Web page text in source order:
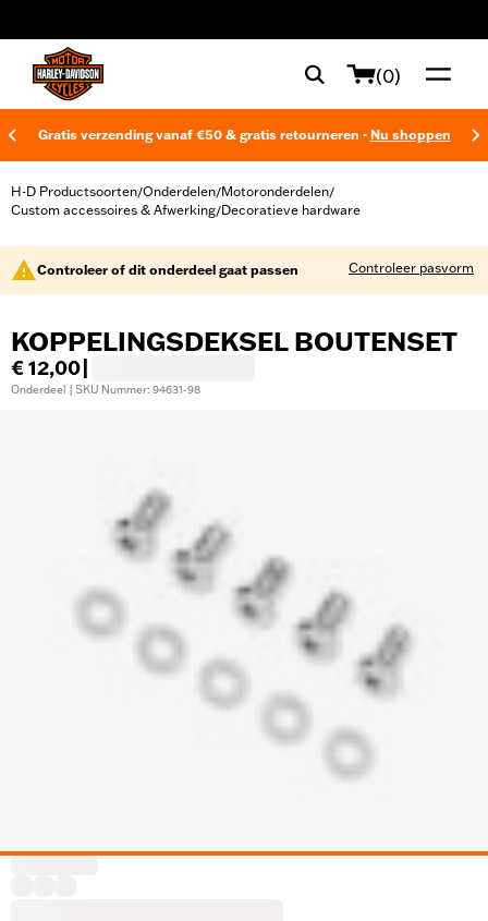
(0)
Gratis verzending vanaf €50 & gratis retourneren - Nu shoppen
H-D Productsoorten/Onderdelen/Motoronderdelen/
Custom accessoires & Afwerking/Decoratieve hardware
Controleer of dit onderdeel gaat passen Controleer pasvorm
KOPPELINGSDEKSEL BOUTENSET
€ 12,00
Onderdeel | SKU Nummer: 94631-98